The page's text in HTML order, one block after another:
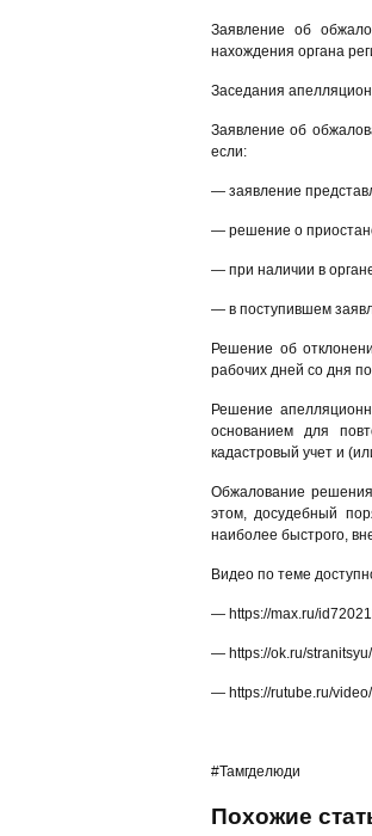
Заявление об
нахождения органа
Заседания
Заявление об
если:
— заявление
— решение о
— при наличии в
— в поступившем
Решение об
рабочих дней со дня
Решение
основанием для
кадастровый учет и
Обжалование
этом, досудебный
наиболее быстрого,
Видео по теме
— https://max.ru/
— https://ok.ru/
— https://rutube.ru/
#Тамгделюди
Похожие